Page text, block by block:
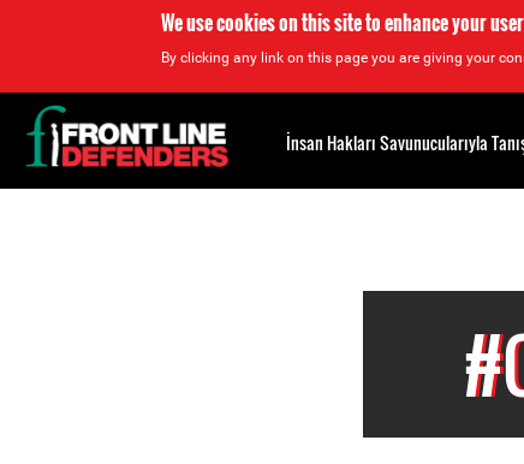
We use cookies on this site to enhance your
By clicking any link on this page you are giving your
Back
to
top
İnsan Hakları Savunucularıyla